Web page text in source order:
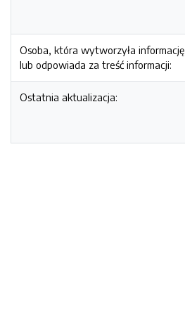
Osoba, która wytworzyła informację
lub odpowiada za treść informacji:
Ostatnia aktualizacja: